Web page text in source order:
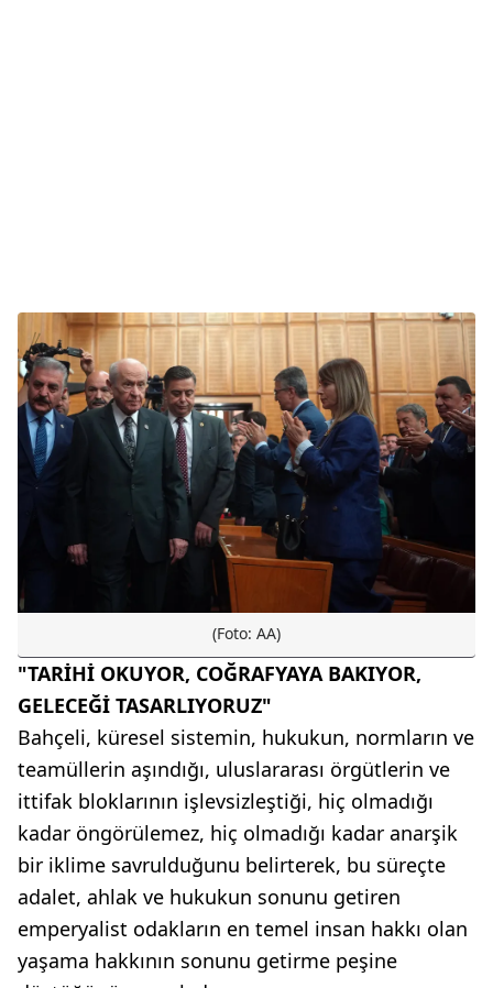
(Foto: AA)
"TARİHİ OKUYOR, COĞRAFYAYA BAKIYOR,
GELECEĞİ TASARLIYORUZ"
Bahçeli, küresel sistemin, hukukun, normların ve
teamüllerin aşındığı, uluslararası örgütlerin ve
ittifak bloklarının işlevsizleştiği, hiç olmadığı
kadar öngörülemez, hiç olmadığı kadar anarşik
bir iklime savrulduğunu belirterek, bu süreçte
adalet, ahlak ve hukukun sonunu getiren
emperyalist odakların en temel insan hakkı olan
yaşama hakkının sonunu getirme peşine